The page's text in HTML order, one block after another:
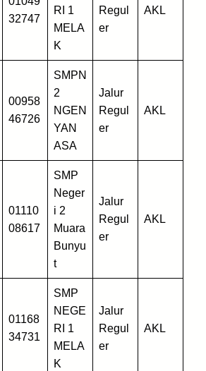
32747
RI 1
MELA
K
Regul
er
AKL
00958
46726
SMPN
2
NGEN
YAN
ASA
Jalur
Regul
er
AKL
01110
08617
SMP
Neger
i 2
Muara
Bunyu
t
Jalur
Regul
er
AKL
01168
34731
SMP
NEGE
RI 1
MELA
K
Jalur
Regul
er
AKL